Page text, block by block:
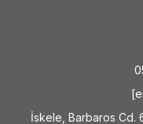
İskele, Barbaros Cd.